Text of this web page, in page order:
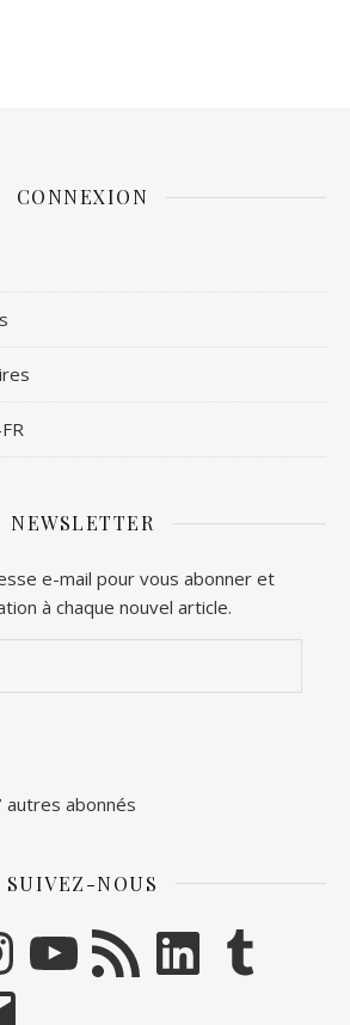
CONNEXION
NEWSLETTER
e-mail pour vous abonner et
à chaque nouvel article.
autres abonnés
SUIVEZ-NOUS
YouTubeFlux RSSLinkedIn Tumblr